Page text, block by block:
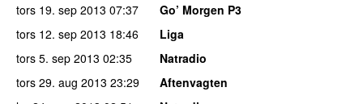
tors 19. sep 2013 07:37
Go’ Morgen P3
tors 12. sep 2013 18:46
Liga
tors 5. sep 2013 02:35
Natradio
tors 29. aug 2013 23:29
Aftenvagten